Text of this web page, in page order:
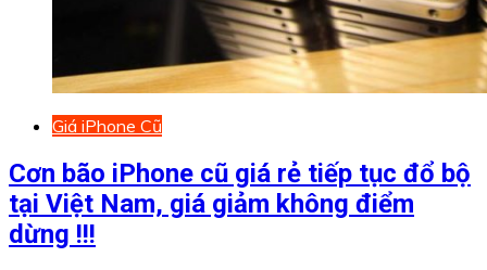
Giá iPhone Cũ
Cơn bão iPhone cũ giá rẻ tiếp tục đổ bộ
tại Việt Nam, giá giảm không điểm
dừng !!!